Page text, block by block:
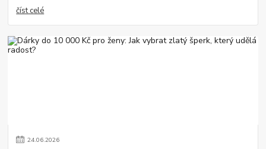
číst celé
24.06.2026